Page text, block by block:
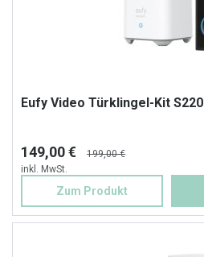
Eufy Video Türklingel-Kit S220
149,00 €
199,00 €
inkl. MwSt.
Zum Produkt